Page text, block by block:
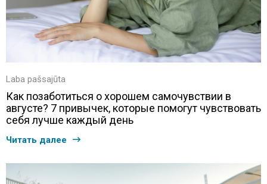
Laba pašsajūta
Как позаботиться о хорошем самочувствии в
августе? 7 привычек, которые помогут чувствовать
себя лучше каждый день
Читать далее